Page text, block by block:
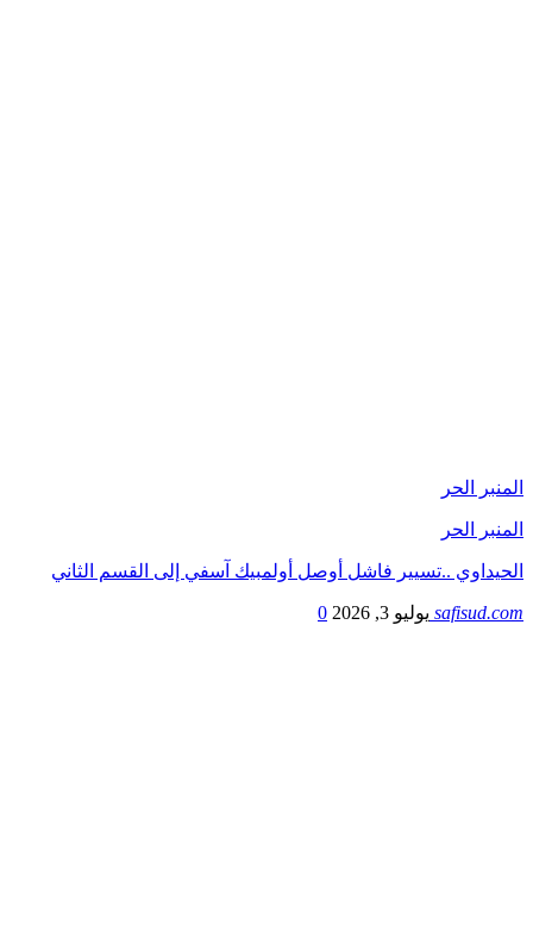
المنبر الحر
المنبر الحر
الحيداوي ..تسيير فاشل أوصل أولمبيك آسفي إلى القسم الثاني
safisud.com يوليو 3, 2026 0